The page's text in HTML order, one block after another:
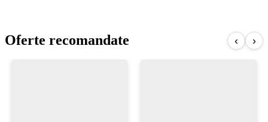
Oferte recomandate ‹ ›